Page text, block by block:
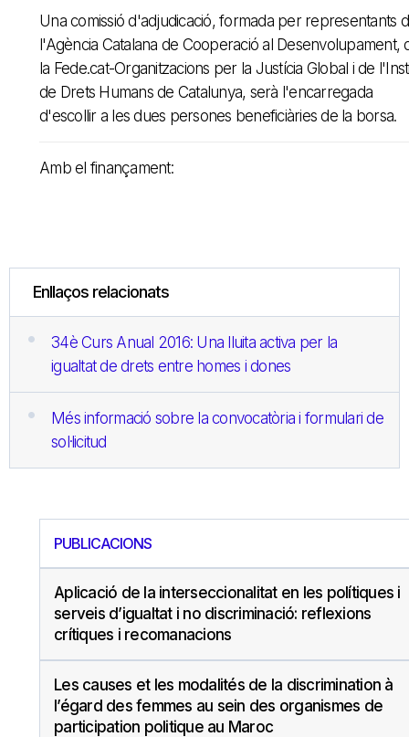
Una comissió d'adjudicació, formada per representants
l'Agència Catalana de Cooperació al Desenvolupament,
la Fede.cat-Organitzacions per la Justícia Global i de
de Drets Humans de Catalunya, serà l'encarregada
d'escollir a les dues persones beneficiàries de la borsa.
Amb el finançament:
Enllaços relacionats
34è Curs Anual 2016: Una lluita activa per la
igualtat de drets entre homes i dones
Més informació sobre la convocatòria i formulari de
sol·licitud
PUBLICACIONS
Aplicació de la interseccionalitat en les polítiques i
serveis d’igualtat i no discriminació: reflexions
crítiques i recomanacions
Les causes et les modalités de la discrimination à
l’égard des femmes au sein des organismes de
participation politique au Maroc